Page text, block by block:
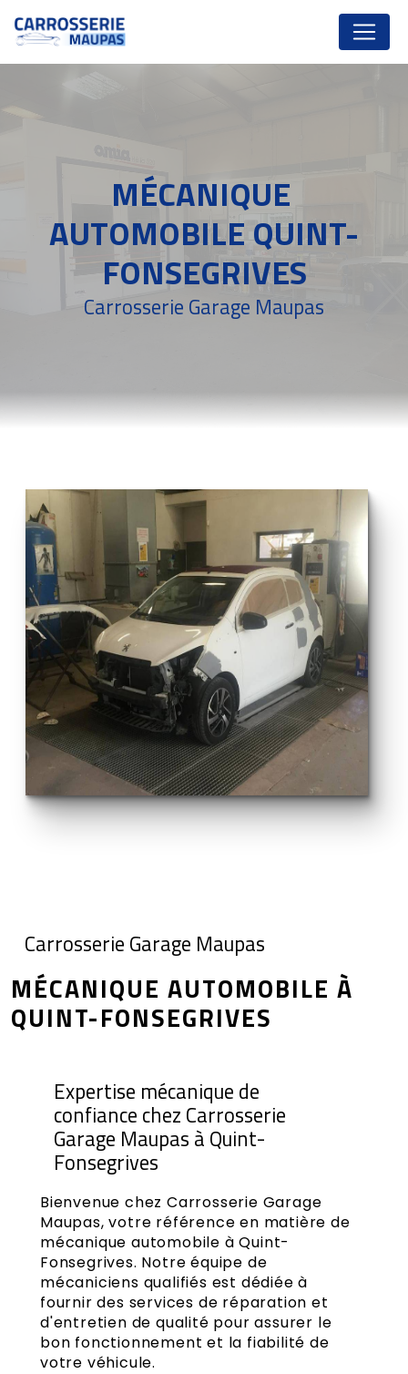
MÉCANIQUE
AUTOMOBILE QUINT-
FONSEGRIVES
Carrosserie Garage Maupas
Carrosserie Garage Maupas
MÉCANIQUE AUTOMOBILE À
QUINT-FONSEGRIVES
Expertise mécanique de
confiance chez Carrosserie
Garage Maupas à Quint-
Fonsegrives
Bienvenue chez Carrosserie Garage
Maupas, votre référence en matière de
mécanique automobile à Quint-
Fonsegrives. Notre équipe de
mécaniciens qualifiés est dédiée à
fournir des services de réparation et
d'entretien de qualité pour assurer le
bon fonctionnement et la fiabilité de
votre véhicule.